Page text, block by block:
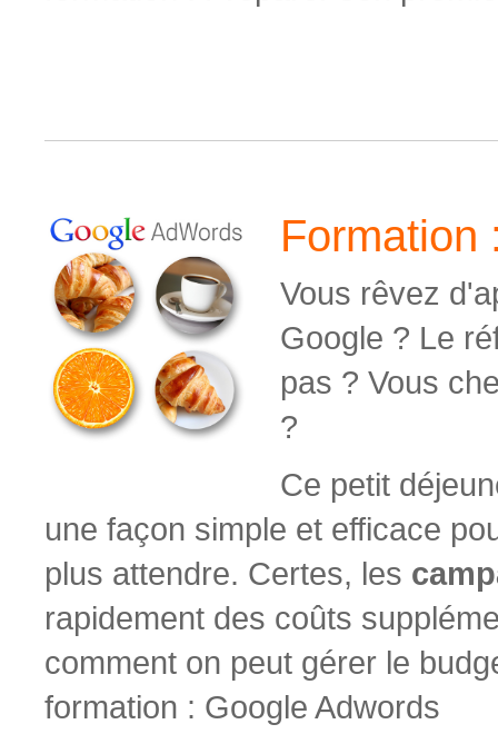
Formation
Vous rêvez
Google ? Le
pas ? Vous
?
Ce petit
une façon simple et efficace
plus attendre. Certes, les
rapidement des coûts
comment on peut gérer le
formation : Google Adwords